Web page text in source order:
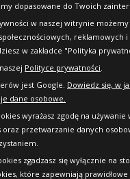
dopasowane do Twoich
w naszej witrynie możemy
reklamowych i
w zakładce "Polityka
Polityce prywatności.
jest Google. Dowiedz się, w
dane osobowe.
wyrażasz zgodę na używanie
przetwarzanie danych
zgadzasz się wyłącznie na
które zapewniają prawidłowe